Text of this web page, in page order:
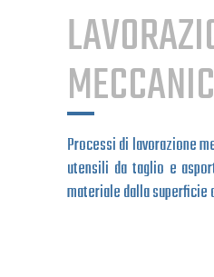
Processi di lavorazione
utensili da taglio e
materiale dalla superficie